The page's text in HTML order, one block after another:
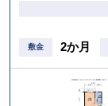
敷金 2か月